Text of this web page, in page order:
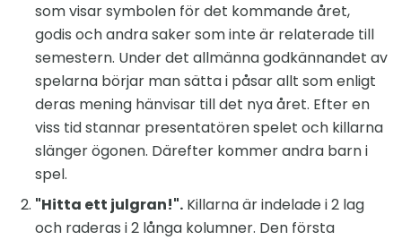
som visar symbolen för det kommande året,
godis och andra saker som inte är relaterade till
semestern. Under det allmänna godkännandet av
spelarna börjar man sätta i påsar allt som enligt
deras mening hänvisar till det nya året. Efter en
viss tid stannar presentatören spelet och killarna
slänger ögonen. Därefter kommer andra barn i
spel.
"Hitta ett julgran!". Killarna är indelade i 2 lag
och raderas i 2 långa kolumner. Den första